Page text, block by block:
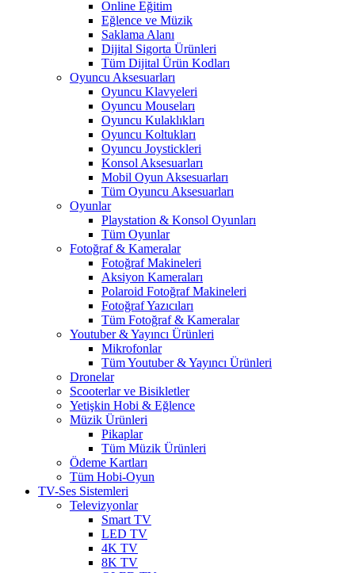
Online Eğitim
Eğlence ve Müzik
Saklama Alanı
Dijital Sigorta Ürünleri
Tüm Dijital Ürün Kodları
Oyuncu Aksesuarları
Oyuncu Klavyeleri
Oyuncu Mouseları
Oyuncu Kulaklıkları
Oyuncu Koltukları
Oyuncu Joystickleri
Konsol Aksesuarları
Mobil Oyun Aksesuarları
Tüm Oyuncu Aksesuarları
Oyunlar
Playstation & Konsol Oyunları
Tüm Oyunlar
Fotoğraf & Kameralar
Fotoğraf Makineleri
Aksiyon Kameraları
Polaroid Fotoğraf Makineleri
Fotoğraf Yazıcıları
Tüm Fotoğraf & Kameralar
Youtuber & Yayıncı Ürünleri
Mikrofonlar
Tüm Youtuber & Yayıncı Ürünleri
Dronelar
Scooterlar ve Bisikletler
Yetişkin Hobi & Eğlence
Müzik Ürünleri
Pikaplar
Tüm Müzik Ürünleri
Ödeme Kartları
Tüm Hobi-Oyun
TV-Ses Sistemleri
Televizyonlar
Smart TV
LED TV
4K TV
8K TV